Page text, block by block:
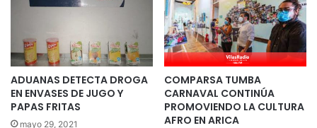
ADUANAS DETECTA DROGA
EN ENVASES DE JUGO Y
PAPAS FRITAS
mayo 29, 2021
COMPARSA TUMBA
CARNAVAL CONTINÚA
PROMOVIENDO LA CULTURA
AFRO EN ARICA